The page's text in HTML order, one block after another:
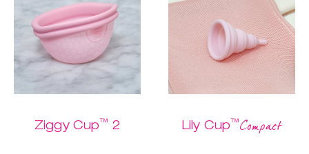
Ziggy Cup™ 2 Lily Cup™Compact